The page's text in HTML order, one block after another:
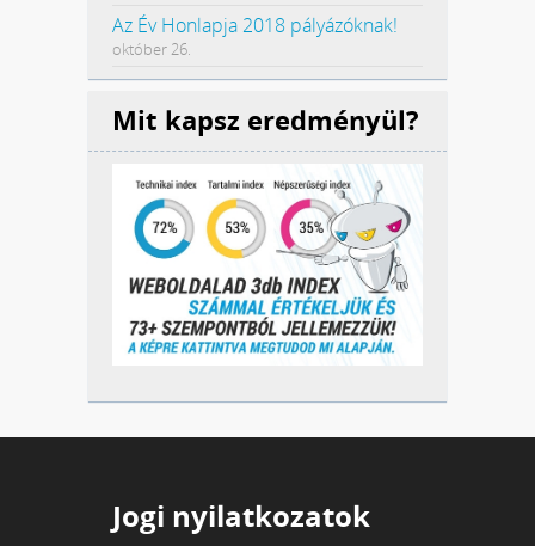
Az Év Honlapja 2018 pályázóknak!
október 26.
Mit kapsz eredményül?
Jogi nyilatkozatok